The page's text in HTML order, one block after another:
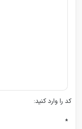
کد را وارد کنید:
*